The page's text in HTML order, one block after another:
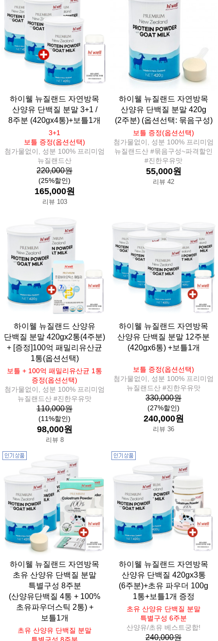
하이웰 뉴질랜드 자연방목
산양유 단백질 분말 3+1 /
8주분 (420gx4통)+보틀1개
3+1
보틀 증정(옵션선택)
첨가물없이, 성분 100% 프리미엄
뉴질랜드산
220,000원
(25%할인)
165,000원
리뷰 103
하이웰 뉴질랜드 자연방목
산양유 단백질 분말 420g
(2주분) (옵션선택: 묶음구성)
보틀 증정(옵션선택)
첨가물없이, 성분 100% 프리미엄
뉴질랜드산 #묶음구성~파격할인
#진한우유맛
55,000원
리뷰 42
하이웰 뉴질랜드 산양유
단백질 분말 420gx2통(4주분)
+ [증정]100억 패밀리유산균
1통(옵션선택)
보틀 + 100억 패밀리유산균 1통
증정(옵션선택)
첨가물없이, 성분 100% 프리미엄
뉴질랜드산 #진한우유맛
110,000원
(11%할인)
98,000원
리뷰 8
하이웰 뉴질랜드 자연방목
산양유 단백질 분말 12주분
(420gx6통) +보틀1개
보틀 증정(옵션선택)
첨가물없이, 성분 100% 프리미엄
뉴질랜드산 #진한우유맛
330,000원
(27%할인)
240,000원
리뷰 36
하이웰 뉴질랜드 자연방목
초유 산양유 단백질 분말
특별구성 8주분
(산양유단백질 4통 + 100%
초유파우더스틱 2통) +
보틀1개
초유 산양유 단백질 분말
하이웰 뉴질랜드 자연방목
산양유 단백질 420gx3통
(6주분)+초유 파우더 100g
1통+보틀1개 증정
초유 산양유 단백질 분말
특별구성 6주분
산양유/초유 베스트궁합!
240,000원